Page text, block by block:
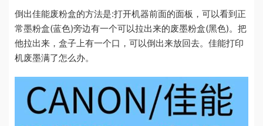
倒出佳能废粉盒的方法是:打开机器前面的面板，可以看到正
常墨粉盒(蓝色)旁边有一个可以拉出来的废墨粉盒(黑色)。把
他拉出来，盒子上有一个口，可以倒出来放回去。佳能打印
机废墨满了怎么办。